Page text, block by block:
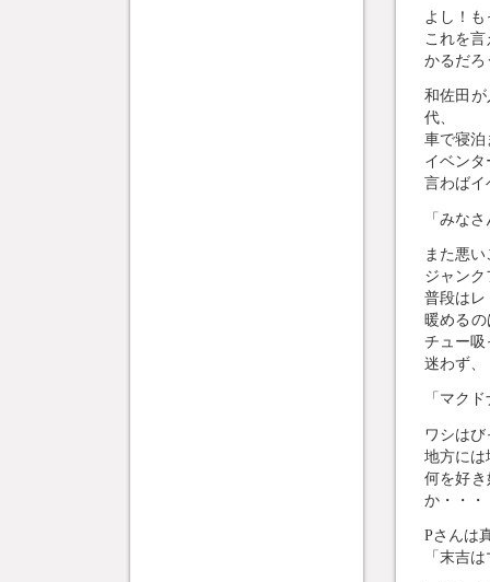
よし！
これを
かるだろ
和佐田
代、
車で寝泊
イベン
言わばイ
「みな
また悪
ジャンク
普段はレ
暖める
チュー吸
迷わず、
「マク
ワシは
地方には
何を好
か・・・
Pさんは
「末吉